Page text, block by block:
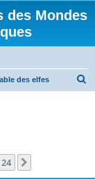
des Mondes
des elfes
24